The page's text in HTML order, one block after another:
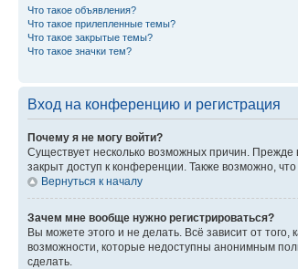
Что такое объявления?
Что такое прилепленные темы?
Что такое закрытые темы?
Что такое значки тем?
Вход на конференцию и регистрация
Почему я не могу войти?
Существует несколько возможных причин. Прежде
закрыт доступ к конференции. Также возможно,
Вернуться к началу
Зачем мне вообще нужно регистрироваться?
Вы можете этого и не делать. Всё зависит от
возможности, которые недоступны анонимным
сделать.